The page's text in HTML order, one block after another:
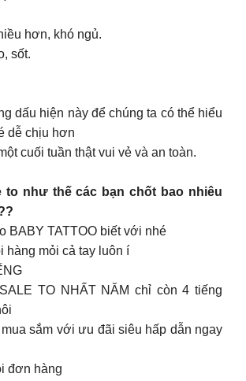
hơn, khó ngủ.
sốt.
dấu hiện này để chúng ta có thể hiểu
dễ chịu hơn
cuối tuần thật vui vẻ và an toàn.
to như thế các bạn chốt bao nhiêu
BABY TATTOO biết với nhé
hàng mỏi cả tay luôn í
TO NHẤT NĂM chỉ còn 4 tiếng
sắm với ưu đãi siêu hấp dẫn ngay
đơn hàng